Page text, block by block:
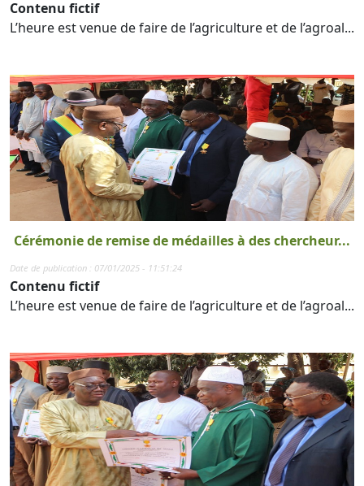
Contenu fictif
L’heure est venue de faire de l’agriculture et de l’agroal...
Cérémonie de remise de médailles à des chercheur...
Date de publication : 07/01/2025 - 11:51:24
Contenu fictif
L’heure est venue de faire de l’agriculture et de l’agroal...